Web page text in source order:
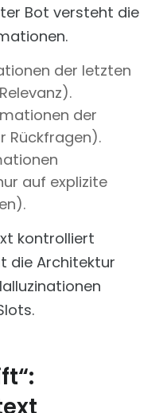
in TYPO3
Agentur
Bot versteht die
der letzten
der
Rückfragen).
auf explizite
kontrolliert
die Architektur